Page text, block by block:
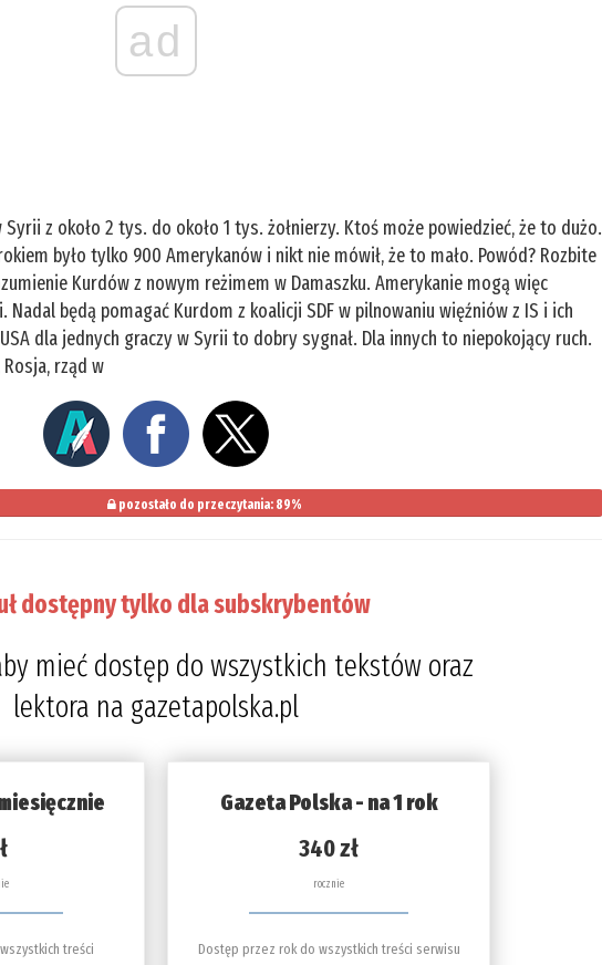
ad
z około 2 tys. do około 1 tys. żołnierzy. Ktoś może powiedzieć, że to dużo.
było tylko 900 Amerykanów i nikt nie mówił, że to mało. Powód? Rozbite
Kurdów z nowym reżimem w Damaszku. Amerykanie mogą więc
będą pomagać Kurdom z koalicji SDF w pilnowaniu więźniów z IS i ich
dla jednych graczy w Syrii to dobry sygnał. Dla innych to niepokojący ruch.
rząd w
pozostało do przeczytania: 89%
dostępny tylko dla subskrybentów
mieć dostęp do wszystkich tekstów oraz
lektora na gazetapolska.pl
treści
Gazeta Polska - na 1 rok
340 zł
rocznie
Dostęp przez rok do wszystkich treści serwisu